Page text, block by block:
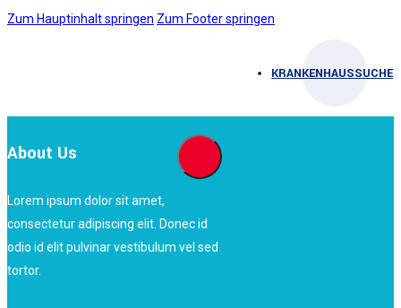
Zum Hauptinhalt springen Zum Footer springen
KRANKENHAUSSUCHE
About Us
Lorem ipsum dolor sit amet,
consectetur adipiscing elit. Donec id
odio id elit pulvinar vestibulum vel sed
tortor.